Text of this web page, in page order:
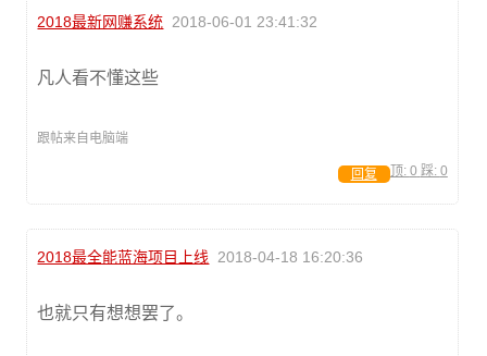
2018最新网赚系统 2018-06-01 23:41:32
凡人看不懂这些
跟帖来自电脑端
顶: 0 踩: 0
回复
2018最全能蓝海项目上线 2018-04-18 16:20:36
也就只有想想罢了。